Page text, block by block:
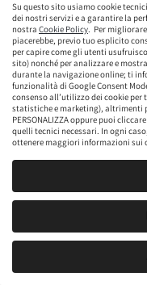
Su questo sito usiamo cookie
dei nostri servizi e a garantire la
nostra Cookie Policy. Per
piacerebbe, previo tuo esplicito
per capire come gli utenti
sito) nonché per analizzare e
durante la navigazione online; ti
funzionalità di Google Consent
consenso all’utilizzo dei cookie
statistiche e marketing), altrimenti
PERSONALIZZA oppure puoi
quelli tecnici necessari. In ogni
ottenere maggiori informazioni
Cerca per
Se non trovi